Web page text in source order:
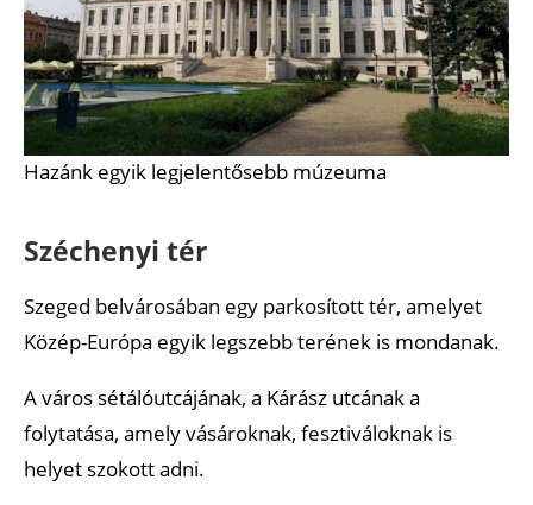
Hazánk egyik legjelentősebb múzeuma
Széchenyi tér
Szeged belvárosában egy parkosított tér, amelyet
Közép-Európa egyik legszebb terének is mondanak.
A város sétálóutcájának, a Kárász utcának a
folytatása, amely vásároknak, fesztiváloknak is
helyet szokott adni.